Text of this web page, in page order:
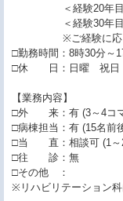
＜経験20年目＞
＜経験30年目＞
※ご経験に応じて
□勤務時間：8時30分～
□休 日：日曜 祝
【業務内容】
□外 来：有 (3～4コマ
□病棟担当：有 (15名前
□当 直：相談可 (1～2
□往 診：無
□その他 ：
※リハビリテーション